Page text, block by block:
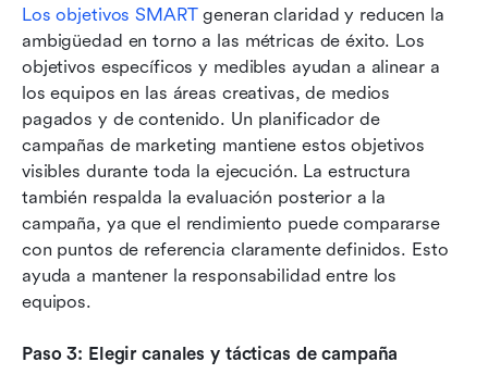
Los objetivos SMART generan claridad y reducen la
ambigüedad en torno a las métricas de éxito. Los
objetivos específicos y medibles ayudan a alinear a
los equipos en las áreas creativas, de medios
pagados y de contenido. Un planificador de
campañas de marketing mantiene estos objetivos
visibles durante toda la ejecución. La estructura
también respalda la evaluación posterior a la
campaña, ya que el rendimiento puede compararse
con puntos de referencia claramente definidos. Esto
ayuda a mantener la responsabilidad entre los
equipos.
Paso 3: Elegir canales y tácticas de campaña